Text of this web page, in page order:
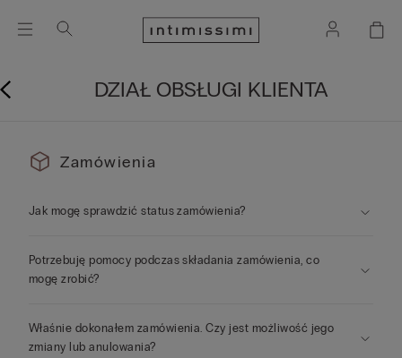
DZIAŁ OBSŁUGI KLIENTA
Zamówienia
Jak mogę sprawdzić status zamówienia?
Potrzebuję pomocy podczas składania zamówienia, co
mogę zrobić?
Właśnie dokonałem zamówienia. Czy jest możliwość jego
zmiany lub anulowania?